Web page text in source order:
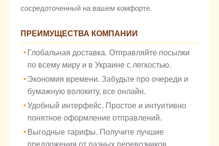
сосредоточенный на вашем комфорте.
ПРЕИМУЩЕСТВА КОМПАНИИ
Глобальная доставка. Отправляйте посылки
по всему миру и в Украине с легкостью.
Экономия времени. Забудьте про очереди и
бумажную волокиту, все онлайн.
Удобный интерфейс. Простое и интуитивно
понятное оформление отправлений.
Выгодные тарифы. Получите лучшие
предложения от разных перевозчиков.